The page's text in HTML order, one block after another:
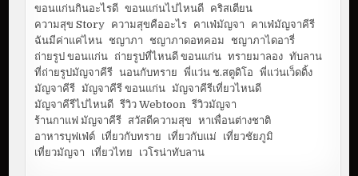
ขอนแก่นกินอะไรดี ขอนแก่นไปไหนดี คริสเตียน
ความสุข Story ความสุขคืออะไร คาเฟ่มัญจา
คาเฟ่มัญจาคีรี
ฉันมีค่าแค่ไหน ชญาภา ชญาภาดอทคอม
ชญาภาไดอารี่
ถ่ายรูป ขอนแก่น ถ่ายรูปที่ไหนดี ขอนแก่น ทรายมาลอง ทับลาน
ที่ถ่ายรูปมัญจาคีรี นอนกับทราย พี่แว่น ช.สตูดิโอ
พี่แว่นเว็ดดิ้ง
มัญจาคีรี มัญจาคีรี ขอนแก่น มัญจาคีรีเที่ยวไหนดี
มัญจาคีรีไปไหนดี รีวิว Webtoon รีวิวมัญจา
ร้านกาแฟ มัญจาคีรี สวัสดีความสุข
หาเพื่อนต่างชาติ
อาหารบุฟเฟ่ต์ เที่ยวกับทราย เที่ยวกับแม่
เที่ยวชัยภูมิ
เที่ยวมัญจา
เที่ยวไทย เวโรน่าทับลาน